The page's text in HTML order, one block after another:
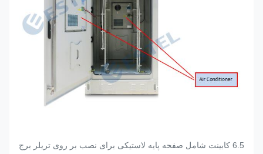
6.5 کابینت شامل صفحه پایه لاستیکی برای نصب بر روی تریلر برج